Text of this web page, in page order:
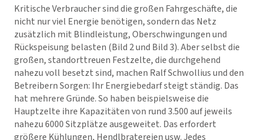
Kritische Verbraucher sind die großen Fahrgeschäfte, die
nicht nur viel Energie benötigen, sondern das Netz
zusätzlich mit Blindleistung, Oberschwingungen und
Rückspeisung belasten (Bild 2 und Bild 3). Aber selbst die
großen, standorttreuen Festzelte, die durchgehend
nahezu voll besetzt sind, machen Ralf Schwollius und den
Betreibern Sorgen: Ihr Energiebedarf steigt ständig. Das
hat mehrere Gründe. So haben beispielsweise die
Hauptzelte ihre Kapazitäten von rund 3.500 auf jeweils
nahezu 6000 Sitzplätze ausgeweitet. Das erfordert
größere Kühlungen, Hendlbratereien usw. Jedes